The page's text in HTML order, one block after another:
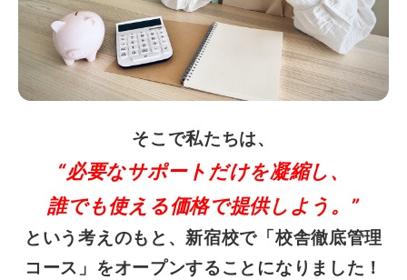
そこで私たちは、
“必要なサポートだけを凝縮し、
誰でも使える価格で提供しよう。”
という考えのもと、新宿校で「校舎徹底管理
コース」をオープンすることになりました！